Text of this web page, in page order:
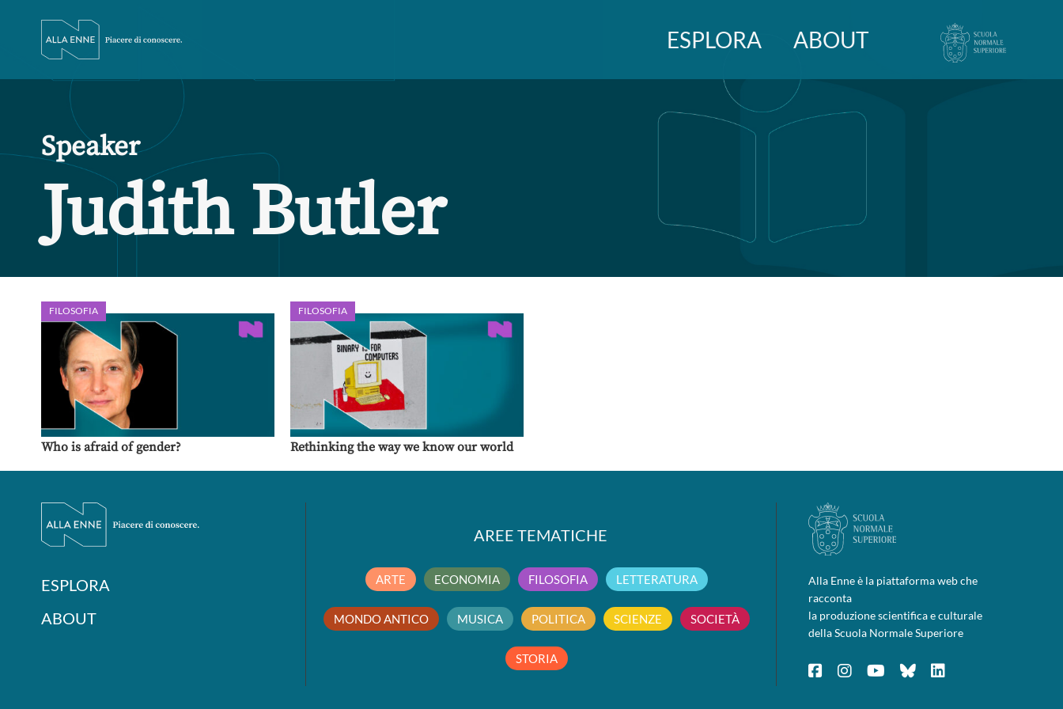
ESPLORA ABOUT
Speaker
Judith Butler
FILOSOFIA
Who is afraid of gender?
FILOSOFIA
Rethinking the way we know our world
ESPLORA
ABOUT
AREE TEMATICHE
ARTE ECONOMIA FILOSOFIA LETTERATURA
MONDO ANTICO MUSICA POLITICA SCIENZE SOCIETÀ
STORIA
Alla Enne è la piattaforma web che
racconta
la produzione scientifica e culturale
della Scuola Normale Superiore